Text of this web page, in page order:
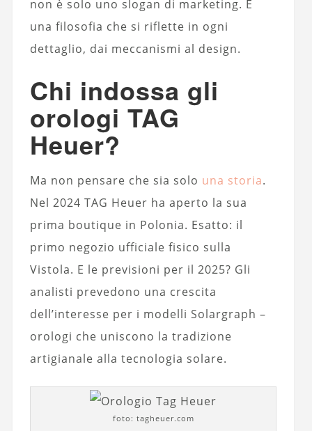
non è solo uno slogan di marketing. È
una filosofia che si riflette in ogni
dettaglio, dai meccanismi al design.
Chi indossa gli
orologi TAG
Heuer?
Ma non pensare che sia solo una storia.
Nel 2024 TAG Heuer ha aperto la sua
prima boutique in Polonia. Esatto: il
primo negozio ufficiale fisico sulla
Vistola. E le previsioni per il 2025? Gli
analisti prevedono una crescita
dell’interesse per i modelli Solargraph –
orologi che uniscono la tradizione
artigianale alla tecnologia solare.
foto: tagheuer.com